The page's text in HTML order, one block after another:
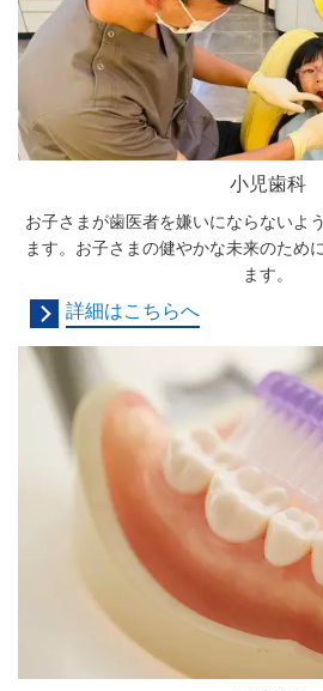
小児歯科
お子さまが歯医者を嫌いにならないよ
ます。お子さまの健やかな未来のため
ます。
詳細はこちらへ